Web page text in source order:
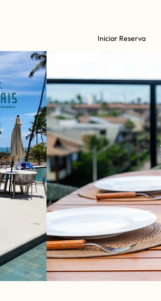
Iniciar Reserva